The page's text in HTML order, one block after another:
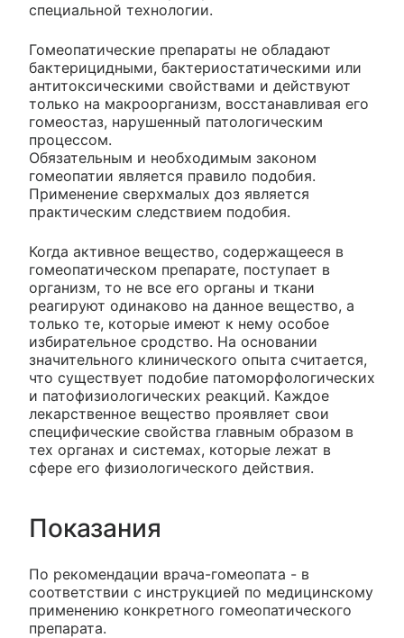
специальной технологии.
Гомеопатические препараты не обладают
бактерицидными, бактериостатическими или
антитоксическими свойствами и действуют
только на макроорганизм, восстанавливая его
гомеостаз, нарушенный патологическим
процессом.
Обязательным и необходимым законом
гомеопатии является правило подобия.
Применение сверхмалых доз является
практическим следствием подобия.
Когда активное вещество, содержащееся в
гомеопатическом препарате, поступает в
организм, то не все его органы и ткани
реагируют одинаково на данное вещество, а
только те, которые имеют к нему особое
избирательное сродство. На основании
значительного клинического опыта считается,
что существует подобие патоморфологических
и патофизиологических реакций. Каждое
лекарственное вещество проявляет свои
специфические свойства главным образом в
тех органах и системах, которые лежат в
сфере его физиологического действия.
Показания
По рекомендации врача-гомеопата - в
соответствии с инструкцией по медицинскому
применению конкретного гомеопатического
препарата.